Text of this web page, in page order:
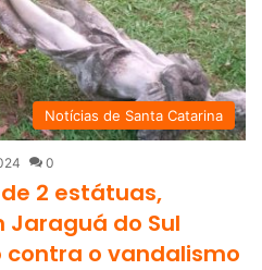
Notícias de Santa Catarina
0
2 estátuas,
Jaraguá do Sul
o vandalismo